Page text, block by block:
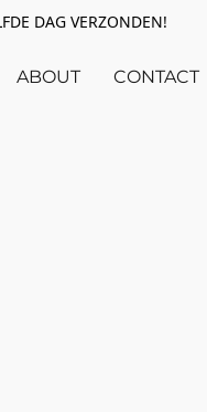
DAG VERZONDEN!
ABOUT CONTACT